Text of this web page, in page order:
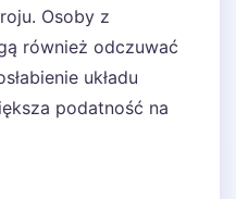
Osoby z
również odczuwać
układu
podatność na